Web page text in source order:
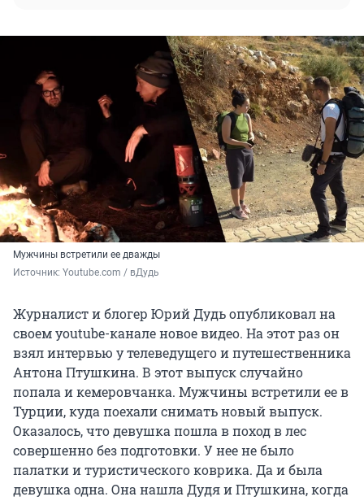
Мужчины встретили ее дважды
Источник: Youtube.com / вДудь
Журналист и блогер Юрий Дудь опубликовал на
своем youtube-канале новое видео. На этот раз он
взял интервью у телеведущего и путешественника
Антона Птушкина. В этот выпуск случайно
попала и кемеровчанка. Мужчины встретили ее в
Турции, куда поехали снимать новый выпуск.
Оказалось, что девушка пошла в поход в лес
совершенно без подготовки. У нее не было
палатки и туристического коврика. Да и была
девушка одна. Она нашла Дудя и Птушкина, когда